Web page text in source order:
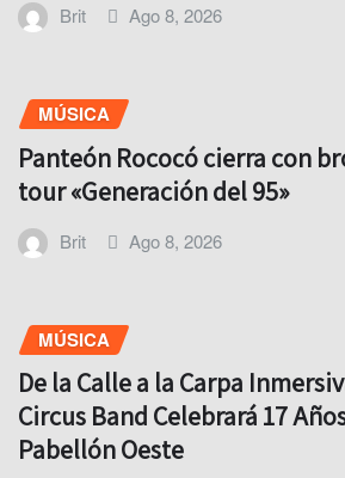
Brit Ago 8, 2026
MÚSICA
Panteón Rococó cierra con
tour «Generación del 95»
Brit Ago 8, 2026
MÚSICA
De la Calle a la Carpa
Circus Band Celebrará 17
Pabellón Oeste